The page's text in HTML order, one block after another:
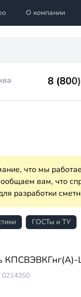
О компании
8
что мы
вам, что
разработки
ГОСТы и ТУ
КПСВЭВКГнг(А)-
0214350